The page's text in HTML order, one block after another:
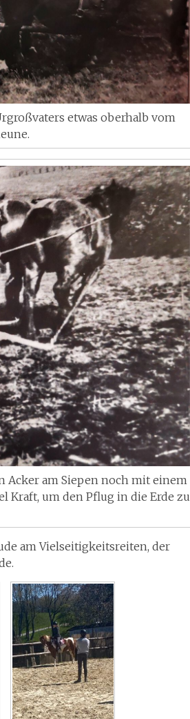
etwas oberhalb vom
Acker am Siepen noch mit einem
Kraft, um den Pflug in die Erde zu
am Vielseitigkeitsreiten, der